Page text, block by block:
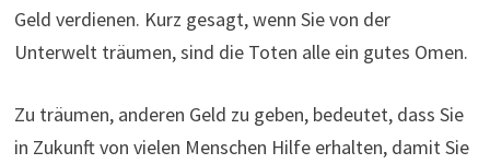
Geld verdienen. Kurz gesagt, wenn Sie von der
Unterwelt träumen, sind die Toten alle ein gutes Omen.
Zu träumen, anderen Geld zu geben, bedeutet, dass Sie
in Zukunft von vielen Menschen Hilfe erhalten, damit Sie